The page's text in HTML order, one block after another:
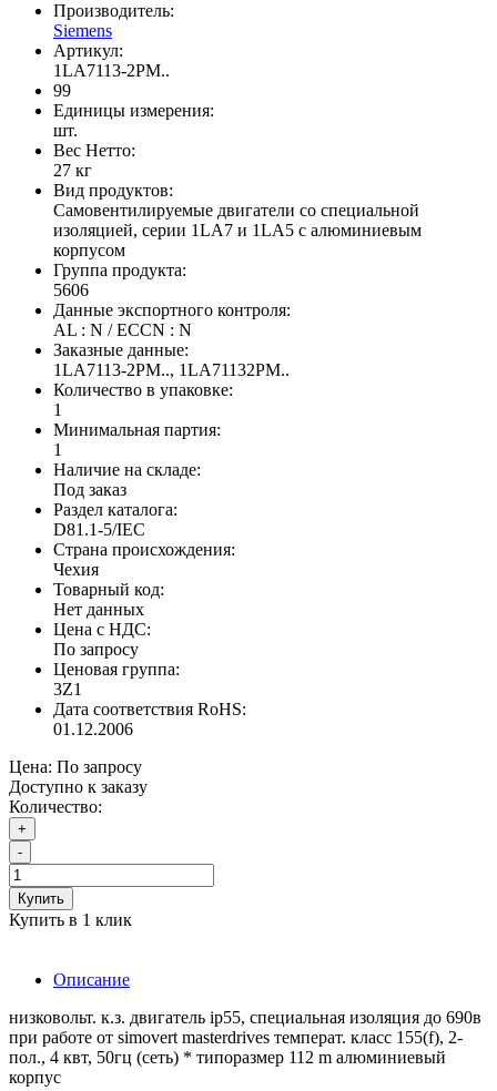
Производитель:
Siemens
Артикул:
1LA7113-2PM..
99
Единицы измерения:
шт.
Вес Нетто:
27 кг
Вид продуктов:
Самовентилируемые двигатели со специальной
изоляцией, серии 1LA7 и 1LA5 с алюминиевым
корпусом
Группа продукта:
5606
Данные экспортного контроля:
AL : N / ECCN : N
Заказные данные:
1LA7113-2PM.., 1LA71132PM..
Количество в упаковке:
1
Минимальная партия:
1
Наличие на складе:
Под заказ
Раздел каталога:
D81.1-5/IEC
Страна происхождения:
Чехия
Товарный код:
Нет данных
Цена с НДС:
По запросу
Ценовая группа:
3Z1
Дата соответствия RoHS:
01.12.2006
Цена: По запросу
Доступно к заказу
Количество:
+
-
Купить
Купить в 1 клик
Описание
низковольт. к.з. двигатель ip55, специальная изоляция до 690в
при работе от simovert masterdrives температ. класс 155(f), 2-
пол., 4 квт, 50гц (сеть) * типоразмер 112 m алюминиевый
корпус